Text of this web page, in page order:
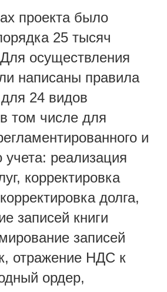
проекта было
25 тысяч
осуществления
написаны правила
24 видов
том числе для
и
учета: реализация
корректировка
долга,
записей книги
записей
отражение НДС к
ордер,